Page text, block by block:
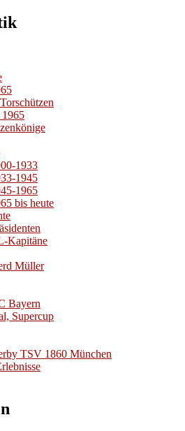
1933
1945
1965
bis heute
Kapitäne
Müller
Bayern
Supercup
TSV 1860 München